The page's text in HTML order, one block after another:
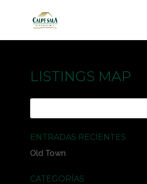
LISTINGS MAP
ENTRADAS RECIENTES
Old Town
CATEGORÍAS